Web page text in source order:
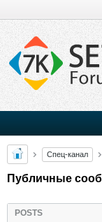
Спец-канал
Публичные
POSTS